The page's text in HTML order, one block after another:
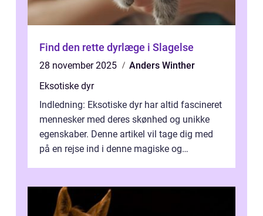
Find den rette dyrlæge i Slagelse
28 november 2025
Anders Winther
Eksotiske dyr
Indledning: Eksotiske dyr har altid fascineret
mennesker med deres skønhed og unikke
egenskaber. Denne artikel vil tage dig med
på en rejse ind i denne magiske og